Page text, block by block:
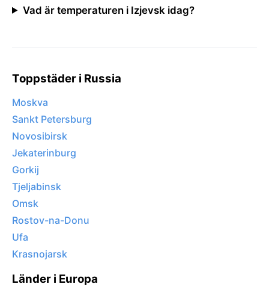
Vad är temperaturen i Izjevsk idag?
Toppstäder i Russia
Moskva
Sankt Petersburg
Novosibirsk
Jekaterinburg
Gorkij
Tjeljabinsk
Omsk
Rostov-na-Donu
Ufa
Krasnojarsk
Länder i Europa